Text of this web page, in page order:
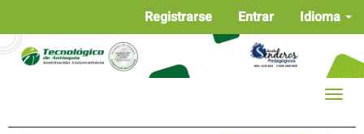
Contenido
principal
Idioma
Registrarse Entrar
Toggle